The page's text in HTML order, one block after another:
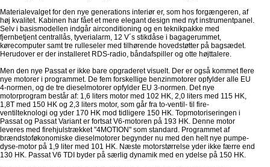
Materialevalget for den nye generations interiør er, som hos forgængeren, af
høj kvalitet. Kabinen har fået et mere elegant design med nyt instrumentpanel.
Selv i basismodellen indgår airconditioning og en teknikpakke med
fjernbetjent centrallås, tyverialarm, 12 V´s stikdåse i bagagerummet,
kørecomputer samt tre rulleseler med tilhørende hovedstøtter på bagsædet.
Herudover er der installeret RDS-radio, båndafspiller og otte højttalere.
Men den nye Passat er ikke bare opgraderet visuelt. Der er også kommet flere
nye motorer i programmet. De fem forskellige benzinmotorer opfylder alle EU
4-normen, og de tre dieselmotorer opfylder EU 3-normen. Det nye
motorprogram består af: 1,6 liters motor med 102 HK, 2,0 liters med 115 HK,
1,8T med 150 HK og 2,3 liters motor, som går fra to-ventil- til fire-
ventilteknologi og yder 170 HK mod tidligere 150 HK. Topmotoriseringen i
Passat og Passat Variant er fortsat V6-motoren på 193 HK. Denne motor
leveres med firehjulstrækket "4MOTION" som standard. Programmet af
brændstoføkonomiske dieselmotorer begynder nu med den helt nye pumpe-
dyse-motor på 1,9 liter med 101 HK. Næste motorstørrelse yder ikke færre end
130 HK. Passat V6 TDI byder på særlig dynamik med en ydelse på 150 HK.